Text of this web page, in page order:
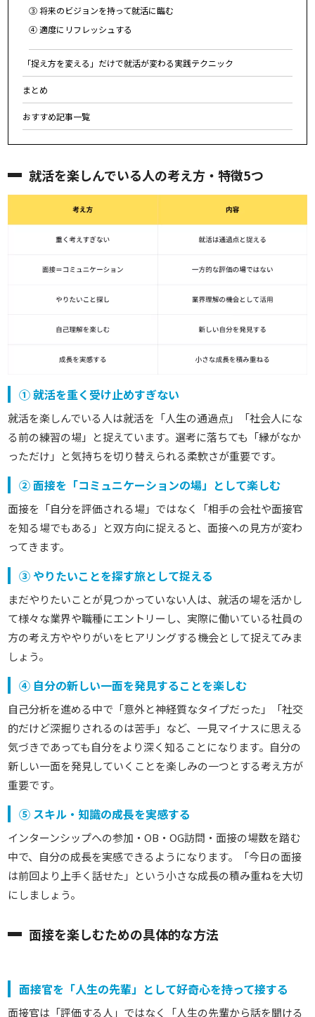
③ 将来のビジョンを持って就活に臨む
④ 適度にリフレッシュする
「捉え方を変える」だけで就活が変わる実践テクニック
まとめ
おすすめ記事一覧
就活を楽しんでいる人の考え方・特徴5つ
① 就活を重く受け止めすぎない
就活を楽しんでいる人は就活を「人生の通過点」「社会人にな
る前の練習の場」と捉えています。選考に落ちても「縁がなか
っただけ」と気持ちを切り替えられる柔軟さが重要です。
② 面接を「コミュニケーションの場」として楽しむ
面接を「自分を評価される場」ではなく「相手の会社や面接官
を知る場でもある」と双方向に捉えると、面接への見方が変わ
ってきます。
③ やりたいことを探す旅として捉える
まだやりたいことが見つかっていない人は、就活の場を活かし
て様々な業界や職種にエントリーし、実際に働いている社員の
方の考え方ややりがいをヒアリングする機会として捉えてみま
しょう。
④ 自分の新しい一面を発見することを楽しむ
自己分析を進める中で「意外と神経質なタイプだった」「社交
的だけど深掘りされるのは苦手」など、一見マイナスに思える
気づきであっても自分をより深く知ることになります。 自分の
新しい一面を発見していくことを楽しみの一つとする考え方が
重要です。
⑤ スキル・知識の成長を実感する
インターンシップへの参加・OB・OG訪問・面接の場数を踏む
中で、自分の成長を実感できるようになります。「今日の面接
は前回より上手く話せた」という小さな成長の積み重ねを大切
にしましょう。
面接を楽しむための具体的な方法
面接官を「人生の先輩」として好奇心を持って接する
面接官は「評価する人」ではなく「人生の先輩から話を聞ける